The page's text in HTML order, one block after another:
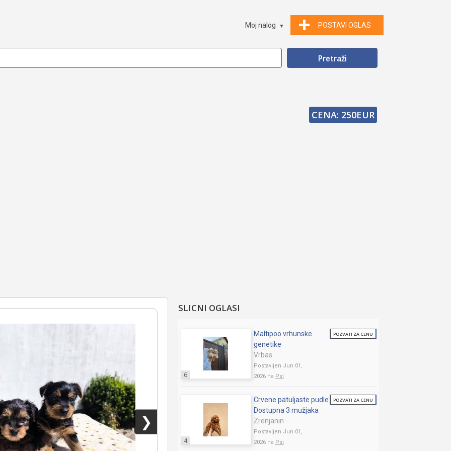
POSTAVI OGLAS
Moj nalog
CENA: 250EUR
❯
SLICNI OGLASI
6
Maltipoo vrhunske
genetike
Vrbas
Postavljen Jun 01,
2026 na Psi
POZVATI ZA CENU
4
Crvene patuljaste pudle
Dostupna 3 mužjaka
Zrenjanin
Postavljen Jun 01,
2026 na Psi
POZVATI ZA CENU